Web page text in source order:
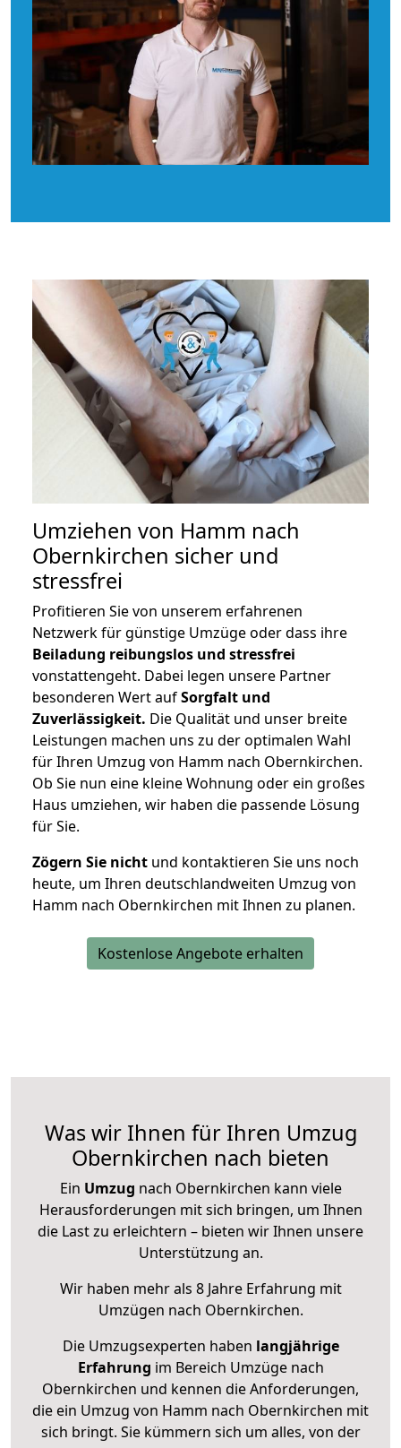
Umziehen von Hamm nach
Obernkirchen sicher und
stressfrei
Profitieren Sie von unserem erfahrenen
Netzwerk für günstige Umzüge oder dass ihre
Beiladung reibungslos und stressfrei
vonstattengeht. Dabei legen unsere Partner
besonderen Wert aufSorgfalt und
Zuverlässigkeit. Die Qualität und unser breite
Leistungen machen uns zu der optimalen Wahl
für Ihren Umzug von Hamm nach Obernkirchen.
Ob Sie nun eine kleine Wohnung oder ein großes
Haus umziehen, wir haben die passende Lösung
für Sie.
Zögern Sie nicht und kontaktieren Sie uns noch
heute, um Ihren deutschlandweiten Umzug von
Hamm nach Obernkirchen mit Ihnen zu planen.
Kostenlose Angebote erhalten
Was wir Ihnen für Ihren Umzug
Obernkirchen nach bieten
Ein Umzug nach Obernkirchen kann viele
Herausforderungen mit sich bringen, um Ihnen
die Last zu erleichtern – bieten wir Ihnen unsere
Unterstützung an.
Wir haben mehr als 8 Jahre Erfahrung mit
Umzügen nach Obernkirchen.
Die Umzugsexperten haben langjährige
Erfahrung im Bereich Umzüge nach
Obernkirchen und kennen die Anforderungen,
die ein Umzug von Hamm nach Obernkirchen mit
sich bringt. Sie kümmern sich um alles, von der